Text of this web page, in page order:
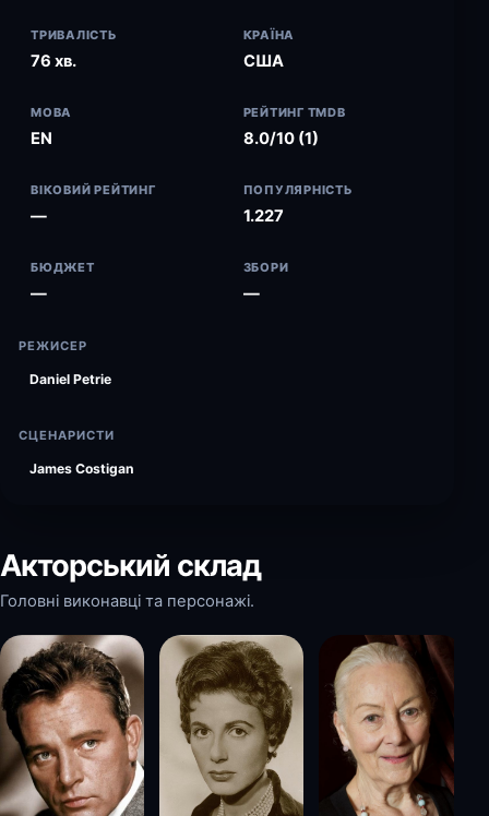
ТРИВАЛІСТЬ
76 хв.
КРАЇНА
США
МОВА
EN
РЕЙТИНГ TMDB
8.0/10 (1)
ВІКОВИЙ РЕЙТИНГ
—
ПОПУЛЯРНІСТЬ
1.227
БЮДЖЕТ
—
ЗБОРИ
—
РЕЖИСЕР
Daniel Petrie
СЦЕНАРИСТИ
James Costigan
Акторський склад
Головні виконавці та персонажі.